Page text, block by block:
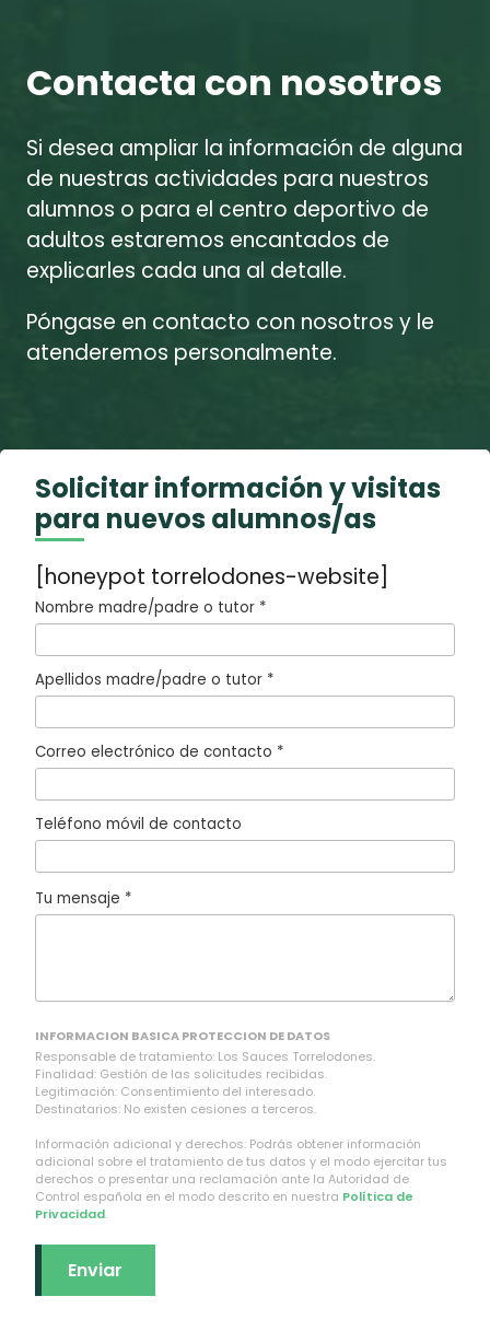
Contacta con nosotros
Si desea ampliar la información de alguna
de nuestras actividades para nuestros
alumnos o para el centro deportivo de
adultos estaremos encantados de
explicarles cada una al detalle.
Póngase en contacto con nosotros y le
atenderemos personalmente.
Solicitar información y visitas
para nuevos alumnos/as
[honeypot torrelodones-website]
Nombre madre/padre o tutor *
Apellidos madre/padre o tutor *
Correo electrónico de contacto *
Teléfono móvil de contacto
Tu mensaje *
INFORMACION BASICA PROTECCION DE DATOS
Responsable de tratamiento: Los Sauces Torrelodones.
Finalidad: Gestión de las solicitudes recibidas.
Legitimación: Consentimiento del interesado.
Destinatarios: No existen cesiones a terceros.
Información adicional y derechos: Podrás obtener información
adicional sobre el tratamiento de tus datos y el modo ejercitar tus
derechos o presentar una reclamación ante la Autoridad de
Control española en el modo descrito en nuestra Política de
Privacidad.